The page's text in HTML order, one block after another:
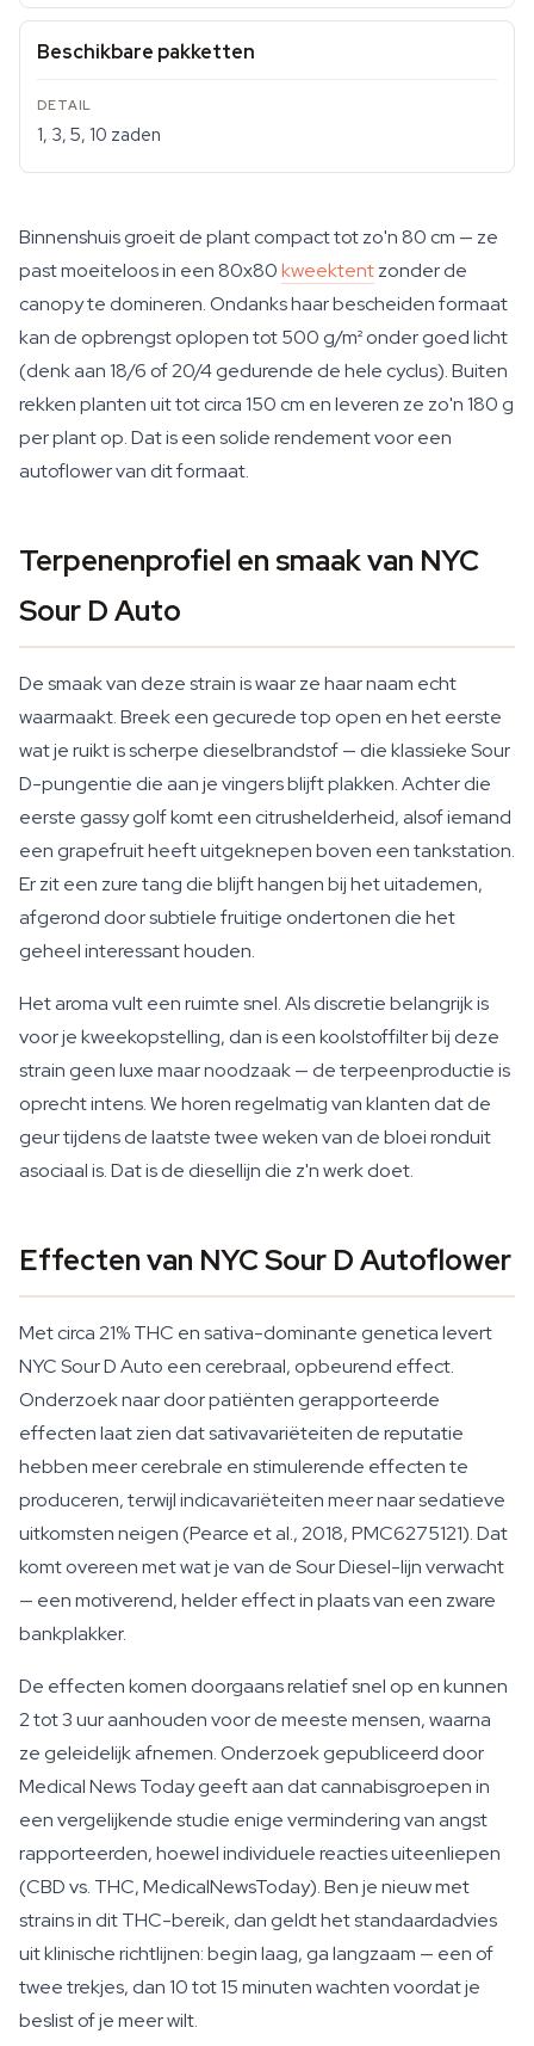
Beschikbare pakketten
1, 3, 5, 10 zaden
Binnenshuis groeit de plant compact tot zo'n 80 cm — ze
past moeiteloos in een 80x80kweektentzonder de
canopy te domineren. Ondanks haar bescheiden formaat
kan de opbrengst oplopen tot 500 g/m² onder goed licht
(denk aan 18/6 of 20/4 gedurende de hele cyclus). Buiten
rekken planten uit tot circa 150 cm en leveren ze zo'n 180 g
per plant op. Dat is een solide rendement voor een
autoflower van dit formaat.
Terpenenprofiel en smaak van NYC
Sour D Auto
De smaak van deze strain is waar ze haar naam echt
waarmaakt. Breek een gecurede top open en het eerste
wat je ruikt is scherpe dieselbrandstof — die klassieke Sour
D-pungentie die aan je vingers blijft plakken. Achter die
eerste gassy golf komt een citrushelderheid, alsof iemand
een grapefruit heeft uitgeknepen boven een tankstation.
Er zit een zure tang die blijft hangen bij het uitademen,
afgerond door subtiele fruitige ondertonen die het
geheel interessant houden.
Het aroma vult een ruimte snel. Als discretie belangrijk is
voor je kweekopstelling, dan is een koolstoffilter bij deze
strain geen luxe maar noodzaak — de terpeenproductie is
oprecht intens. We horen regelmatig van klanten dat de
geur tijdens de laatste twee weken van de bloei ronduit
asociaal is. Dat is de diesellijn die z'n werk doet.
Effecten van NYC Sour D Autoflower
Met circa 21% THC en sativa-dominante genetica levert
NYC Sour D Auto een cerebraal, opbeurend effect.
Onderzoek naar door patiënten gerapporteerde
effecten laat zien dat sativavariëteiten de reputatie
hebben meer cerebrale en stimulerende effecten te
produceren, terwijl indicavariëteiten meer naar sedatieve
uitkomsten neigen (Pearce et al., 2018, PMC6275121). Dat
komt overeen met wat je van de Sour Diesel-lijn verwacht
— een motiverend, helder effect in plaats van een zware
bankplakker.
De effecten komen doorgaans relatief snel op en kunnen
2 tot 3 uur aanhouden voor de meeste mensen, waarna
ze geleidelijk afnemen. Onderzoek gepubliceerd door
Medical News Today geeft aan dat cannabisgroepen in
een vergelijkende studie enige vermindering van angst
rapporteerden, hoewel individuele reacties uiteenliepen
(CBD vs. THC, MedicalNewsToday). Ben je nieuw met
strains in dit THC-bereik, dan geldt het standaardadvies
uit klinische richtlijnen: begin laag, ga langzaam — een of
twee trekjes, dan 10 tot 15 minuten wachten voordat je
beslist of je meer wilt.